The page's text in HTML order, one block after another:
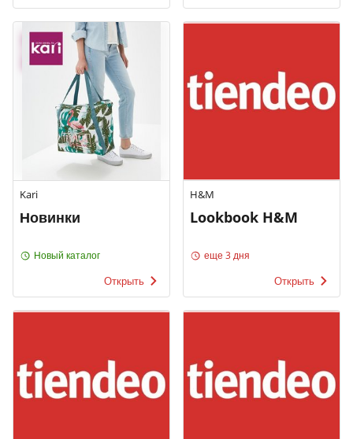
Kari
Новинки
Новый каталог
Открыть
H&M
Lookbook H&M
еще 3 дня
Открыть